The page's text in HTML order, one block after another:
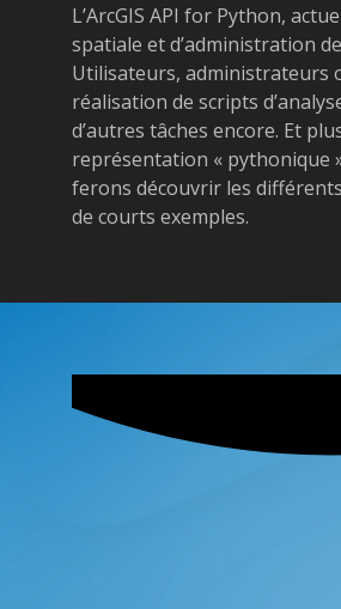
L’ArcGIS API for Python,
spatiale et d’administration
Utilisateurs, administrateurs
réalisation de scripts
d’autres tâches encore. Et
représentation « pythonique
ferons découvrir les
de courts exemples.